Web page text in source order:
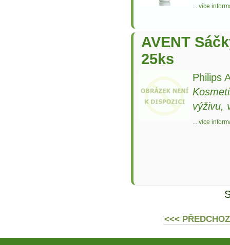
... více
AVENT
25ks
Philips
výživu,
... více
<<<